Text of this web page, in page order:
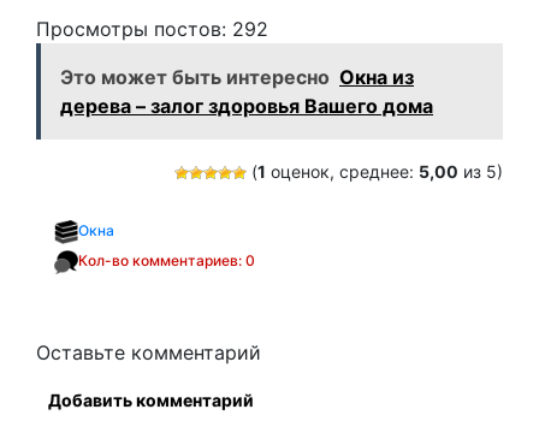
Просмотры постов: 292
Это может быть интересно Окна из
дерева – залог здоровья Вашего дома
(1 оценок, среднее: 5,00 из 5)
Окна
Кол-во комментариев: 0
Оставьте комментарий
Добавить комментарий